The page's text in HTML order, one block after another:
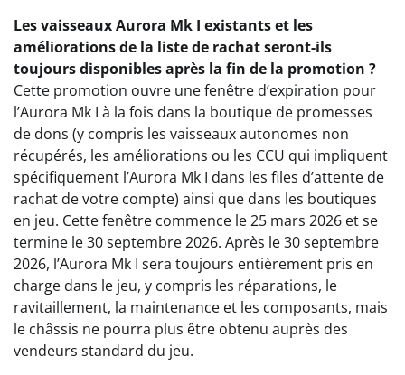
Les vaisseaux Aurora Mk I existants et les
améliorations de la liste de rachat seront-ils
toujours disponibles après la fin de la promotion ?
Cette promotion ouvre une fenêtre d’expiration pour
l’Aurora Mk I à la fois dans la boutique de promesses
de dons (y compris les vaisseaux autonomes non
récupérés, les améliorations ou les CCU qui impliquent
spécifiquement l’Aurora Mk I dans les files d’attente de
rachat de votre compte) ainsi que dans les boutiques
en jeu. Cette fenêtre commence le 25 mars 2026 et se
termine le 30 septembre 2026. Après le 30 septembre
2026, l’Aurora Mk I sera toujours entièrement pris en
charge dans le jeu, y compris les réparations, le
ravitaillement, la maintenance et les composants, mais
le châssis ne pourra plus être obtenu auprès des
vendeurs standard du jeu.